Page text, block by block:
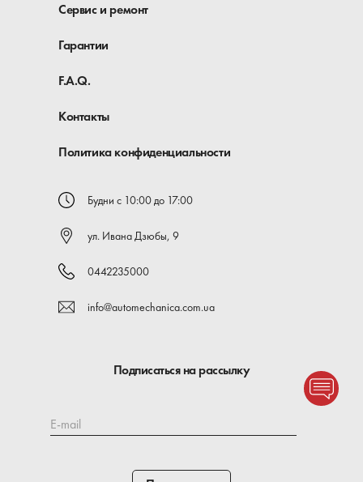
Сервис и ремонт
Гарантии
F.A.Q.
Контакты
Политика конфиденциальности
Будни с 10:00 до 17:00
ул. Ивана Дзюбы, 9
0442235000
info@automechanica.com.ua
Подписаться на рассылку
E-mail